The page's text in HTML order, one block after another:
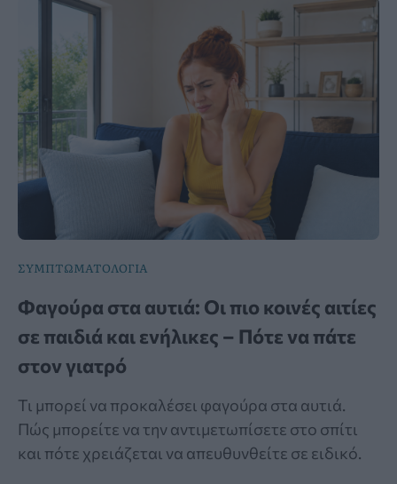
ΣΥΜΠΤΩΜΑΤΟΛΟΓΙΑ
Φαγούρα στα αυτιά: Οι πιο κοινές αιτίες
σε παιδιά και ενήλικες – Πότε να πάτε
στον γιατρό
Τι μπορεί να προκαλέσει φαγούρα στα αυτιά.
Πώς μπορείτε να την αντιμετωπίσετε στο σπίτι
και πότε χρειάζεται να απευθυνθείτε σε ειδικό.